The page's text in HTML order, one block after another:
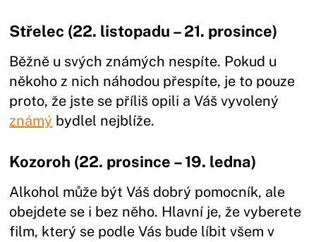
Střelec (22. listopadu – 21. prosince)
Běžně u svých známých nespíte. Pokud u
někoho z nich náhodou přespíte, je to pouze
proto, že jste se příliš opili a Váš vyvolený
známý bydlel nejblíže.
Kozoroh (22. prosince – 19. ledna)
Alkohol může být Váš dobrý pomocník, ale
obejdete se i bez něho. Hlavní je, že vyberete
film, který se podle Vás bude líbit všem v